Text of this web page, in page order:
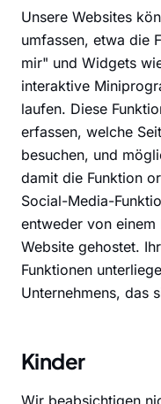
Unsere Websites
umfassen, etwa die
mir" und Widgets
interaktive
laufen. Diese
erfassen, welche
besuchen, und
damit die Funktion
Social-Media-
entweder von
Website gehostet.
Funktionen
Unternehmens, das
Kinder
Wir beabsichtigen